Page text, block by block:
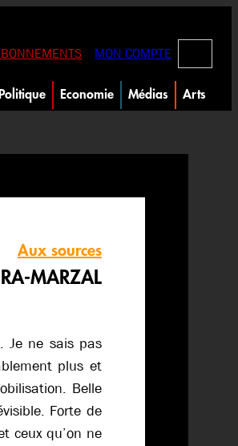
MON COMPTE
Politique Economie Médias Arts
Aux sources
MARZAL
Je ne sais pas
plus et
Belle
Forte de
ceux qu’on ne